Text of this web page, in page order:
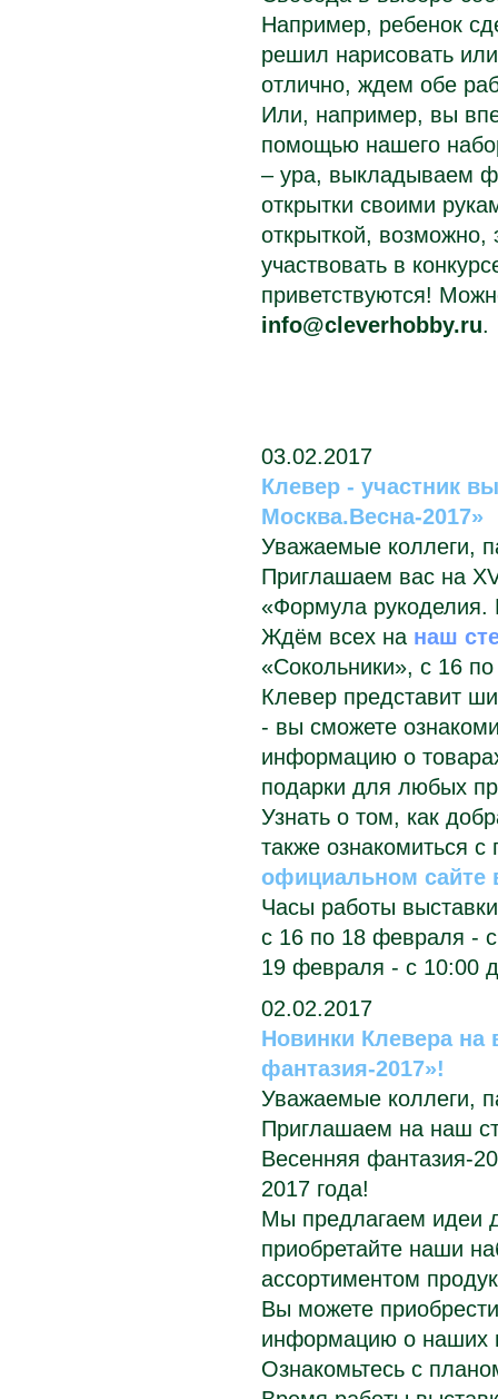
Например, ребенок
решил нарисовать
отлично, ждем обе
Или, например, вы
помощью нашего
– ура, выкладываем
открытки своими
открыткой,
участвовать в
приветствуются!
info@cleverhobby.ru.
03.02.2017
Клевер - участник
Москва.Весна-2017»
Уважаемые коллеги,
Приглашаем вас на
«Формула
Ждём всех на наш
«Сокольники», с 16
Клевер представит
- вы сможете
информацию о
подарки для любых
Узнать о том, как
также ознакомиться
официальном сайте
Часы работы
с 16 по 18 февраля -
19 февраля - с 10:00
02.02.2017
Новинки Клевера на
фантазия-2017»!
Уважаемые коллеги,
Приглашаем на наш
Весенняя фантазия-
2017 года!
Мы предлагаем идеи
приобретайте наши
ассортиментом
Вы можете
информацию о наших
Ознакомьтесь с